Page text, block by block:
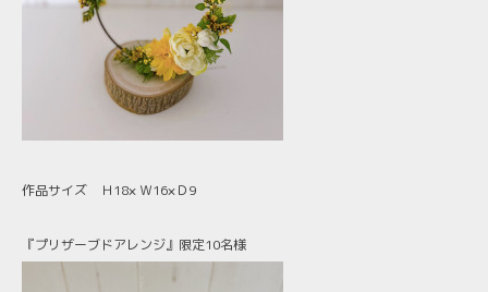
作品サイズ Ｈ18× Ｗ16×Ｄ9
『プリザーブドアレンジ』限定10名様